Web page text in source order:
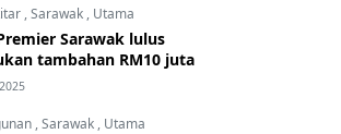
,Sarawak , Utama
Sarawak lulus
tambahan RM10 juta
,Sarawak , Utama